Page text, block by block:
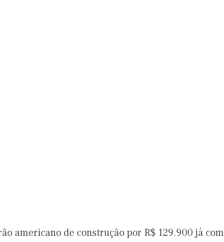
americano de construção por R$ 129.900 já com